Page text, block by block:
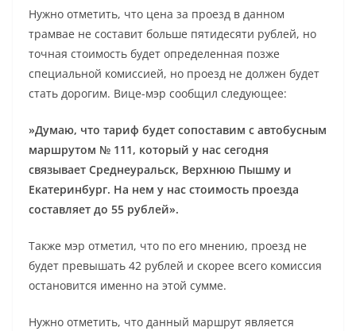
Нужно отметить, что цена за проезд в данном
трамвае не составит больше пятидесяти рублей, но
точная стоимость будет определенная позже
специальной комиссией, но проезд не должен будет
стать дорогим. Вице-мэр сообщил следующее:
»Думаю, что тариф будет сопоставим с автобусным
маршрутом № 111, который у нас сегодня
связывает Среднеуральск, Верхнюю Пышму и
Екатеринбург. На нем у нас стоимость проезда
составляет до 55 рублей».
Также мэр отметил, что по его мнению, проезд не
будет превышать 42 рублей и скорее всего комиссия
остановится именно на этой сумме.
Нужно отметить, что данный маршрут является